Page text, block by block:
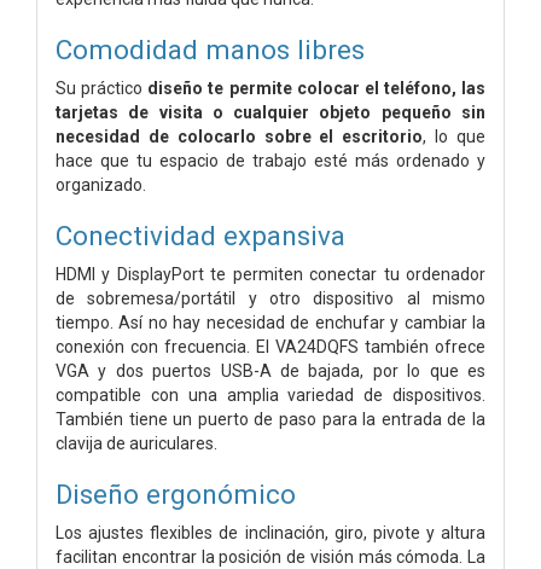
Comodidad manos libres
Su práctico diseño te permite colocar el teléfono, las
tarjetas de visita o cualquier objeto pequeño sin
necesidad de colocarlo sobre el escritorio, lo que
hace que tu espacio de trabajo esté más ordenado y
organizado.
Conectividad expansiva
HDMI y DisplayPort te permiten conectar tu ordenador
de sobremesa/portátil y otro dispositivo al mismo
tiempo. Así no hay necesidad de enchufar y cambiar la
conexión con frecuencia. El VA24DQFS también ofrece
VGA y dos puertos USB-A de bajada, por lo que es
compatible con una amplia variedad de dispositivos.
También tiene un puerto de paso para la entrada de la
clavija de auriculares.
Diseño ergonómico
Los ajustes flexibles de inclinación, giro, pivote y altura
facilitan encontrar la posición de visión más cómoda. La